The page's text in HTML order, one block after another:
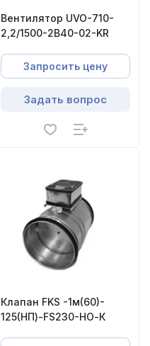
Вентилятор UVO-710-
2,2/1500-2В40-02-KR
Запросить цену
Задать вопрос
Клапан FKS -1м(60)-
125(НП)-FS230-НО-К